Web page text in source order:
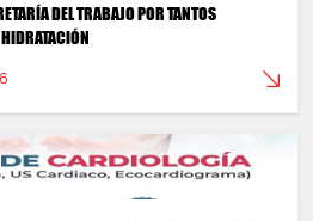
DEL TRABAJO POR TANTOS